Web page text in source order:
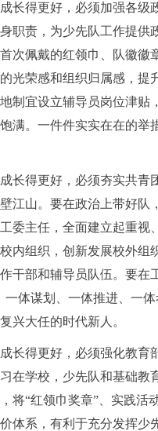
得更好，必须加强各级
职责，为少先队工作提供
次佩戴的红领巾、队徽徽
光荣感和组织归属感，
制宜设立辅导员岗位津贴
满。一件件实实在在的
得更好，必须夯实共青
江山。要在政治上带好队
委主任，全面建立起重视
内组织，创新发展校外
干部和辅导员队伍。要在
一体谋划、一体推进、一
兴大任的时代新人。
得更好，必须强化教育
在学校，少先队和基础
，将“红领巾奖章”、实践
体系，有利于充分发挥少